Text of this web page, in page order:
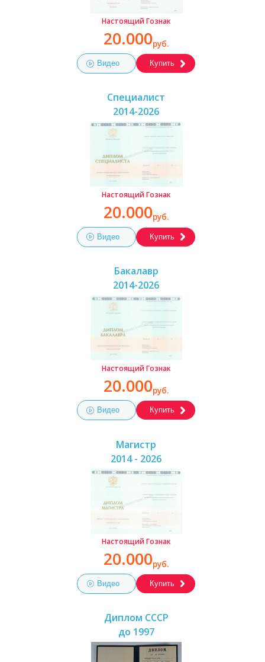
Настоящий Гознак
20.000руб.
Видео Купить
Специалист
2014-2026
Настоящий Гознак
20.000руб.
Видео Купить
Бакалавр
2014-2026
Настоящий Гознак
20.000руб.
Видео Купить
Магистр
2014 - 2026
Настоящий Гознак
20.000руб.
Видео Купить
Диплом СССР
до 1997